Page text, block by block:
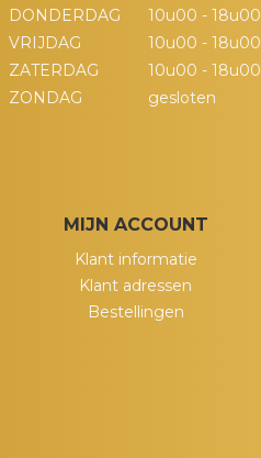
DONDERDAG
10u00 - 18u00
VRIJDAG
10u00 - 18u00
ZATERDAG
10u00 - 18u00
ZONDAG
gesloten
MIJN ACCOUNT
Klant informatie
Klant adressen
Bestellingen